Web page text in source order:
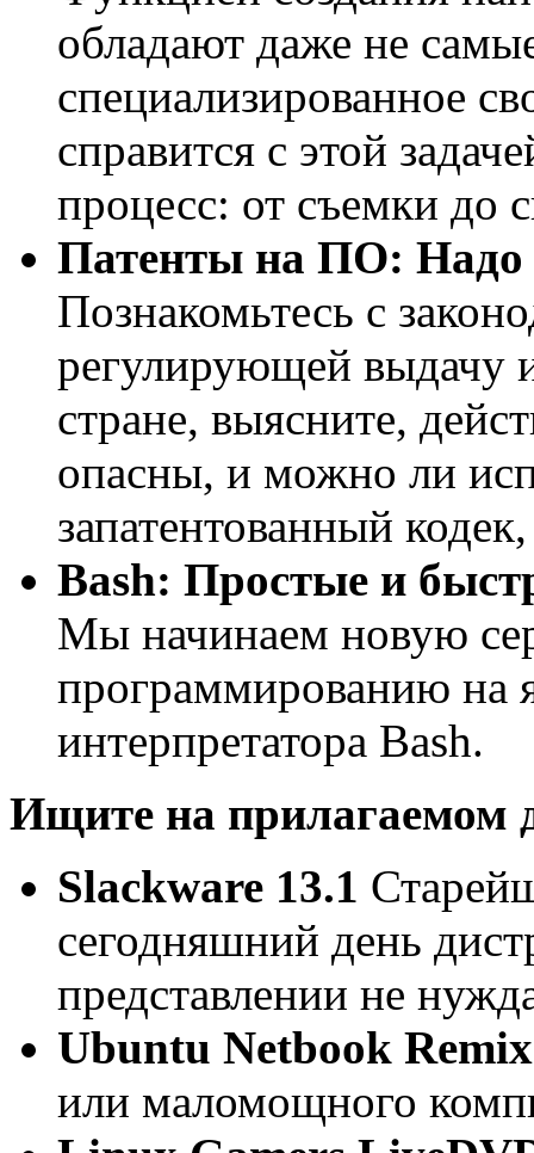
обладают даже не
специализированное
справится с этой
процесс: от съемки до
Патенты на ПО: Надо
Познакомьтесь с
регулирующей выдачу
стране, выясните,
опасны, и можно ли
запатентованный
Bash: Простые и
Мы начинаем новую
программированию на
интерпретатора Bash.
Ищите на прилагаемом
Slackware 13.1
сегодняшний день
представлении не
Ubuntu Netbook
или маломощного